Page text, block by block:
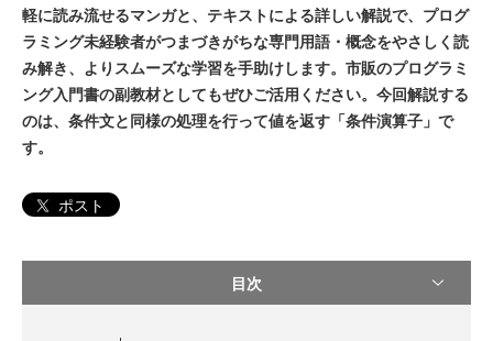
軽に読み流せるマンガと、テキストによる詳しい解説で、プログ
ラミング未経験者がつまづきがちな専門用語・概念をやさしく読
み解き、よりスムーズな学習を手助けします。市販のプログラミ
ング入門書の副教材としてもぜひご活用ください。今回解説する
のは、条件文と同様の処理を行って値を返す「条件演算子」で
す。
ポスト
目次